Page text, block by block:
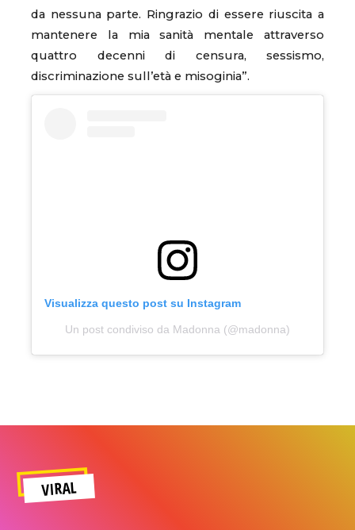
da nessuna parte. Ringrazio di essere riuscita a
mantenere la mia sanità mentale attraverso
quattro decenni di censura, sessismo,
discriminazione sull’età e misoginia”.
Visualizza questo post su Instagram
Un post condiviso da Madonna (@madonna)
VIRAL